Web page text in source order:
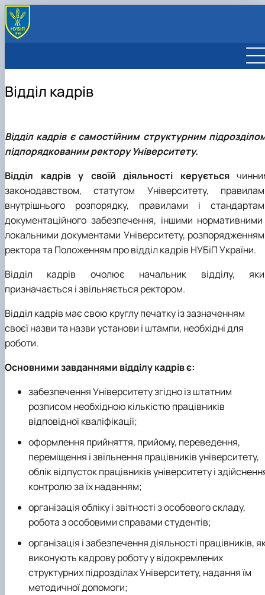
Відділ кадрів
Відділ кадрів є самостійним структурним
підпорядкованим ректору Університету.
Відділ кадрів у своїй діяльності керується
законодавством, статутом Університету,
внутрішнього розпорядку, правилами і
документаційного забезпечення, іншими нормативними
локальними документами Університету,
ректора та Положенням про відділ кадрів НУБіП України.
Відділ кадрів очолює начальник відділу,
призначається і звільняється ректором.
Відділ кадрів має свою круглу печатку із зазначенням
своєї назви та назви установи і штампи, необхідні для
роботи.
Основними завданнями відділу кадрів є:
забезпечення Університету згідно із штатним
розписом необхідною кількістю працівників
відповідної кваліфікації;
оформлення прийняття, прийому, переведення,
переміщення і звільнення працівників університету,
облік відпусток працівників університету і
контролю за їх наданням;
організація обліку і звітності з особового складу,
робота з особовими справами студентів;
організація і забезпечення діяльності працівників,
виконують кадрову роботу у відокремлених
структурних підрозділах Університету, надання їм
методичної допомоги;